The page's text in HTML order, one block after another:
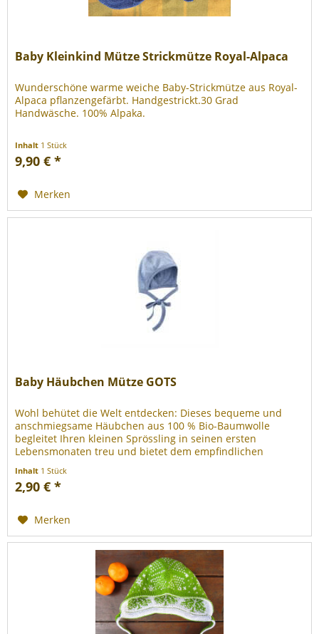
Baby Kleinkind Mütze Strickmütze Royal-Alpaca
Wunderschöne warme weiche Baby-Strickmütze aus Royal-
Alpaca pflanzengefärbt. Handgestrickt.30 Grad
Handwäsche. 100% Alpaka.
Inhalt 1 Stück
9,90 € *
Merken
Baby Häubchen Mütze GOTS
Wohl behütet die Welt entdecken: Dieses bequeme und
anschmiegsame Häubchen aus 100 % Bio-Baumwolle
begleitet Ihren kleinen Sprössling in seinen ersten
Lebensmonaten treu und bietet dem empfindlichen
Inhalt 1 Stück
2,90 € *
Merken